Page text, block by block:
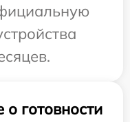
готовности